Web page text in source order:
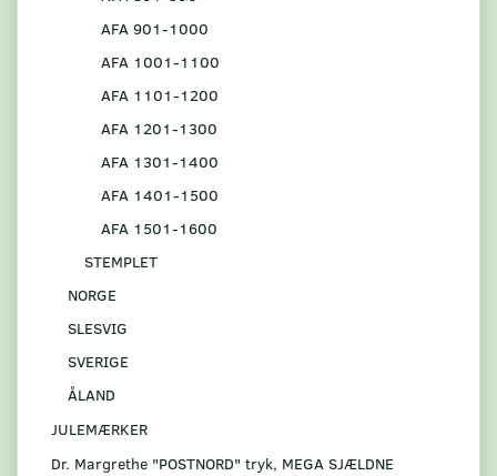
AFA 901-1000
AFA 1001-1100
AFA 1101-1200
AFA 1201-1300
AFA 1301-1400
AFA 1401-1500
AFA 1501-1600
STEMPLET
NORGE
SLESVIG
SVERIGE
ÅLAND
JULEMÆRKER
Dr. Margrethe "POSTNORD" tryk, MEGA SJÆLDNE